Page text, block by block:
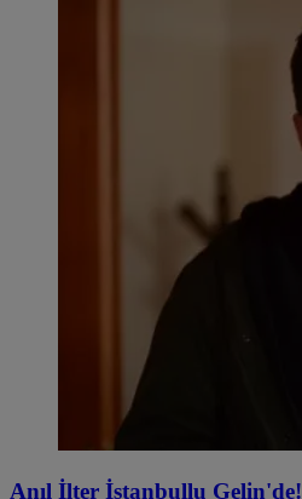
Anıl İlter İstanbullu Gelin'de!